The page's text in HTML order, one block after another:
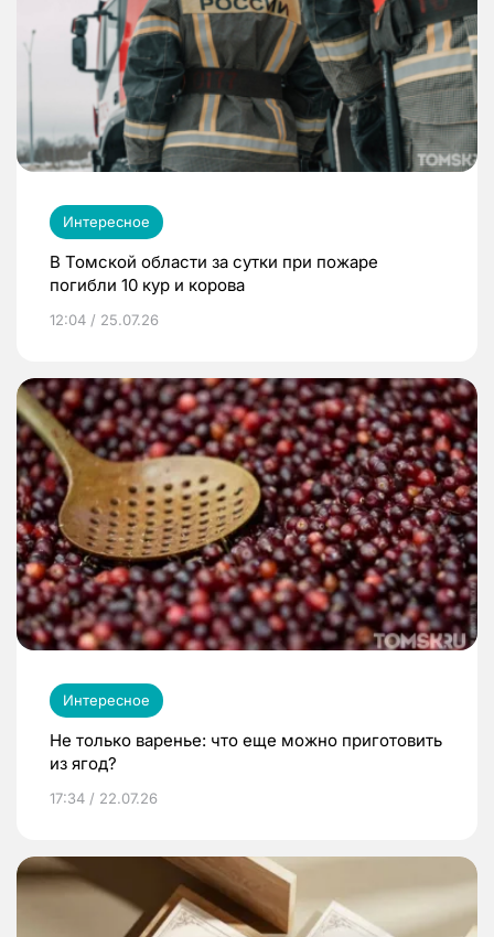
Интересное
В Томской области за сутки при пожаре
погибли 10 кур и корова
12:04 / 25.07.26
Интересное
Не только варенье: что еще можно приготовить
из ягод?
17:34 / 22.07.26